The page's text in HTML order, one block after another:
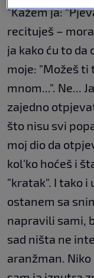
"Kažem ja:
recituješ –
ja kako ću to da
moje: "Možeš ti
mnom...". Ne...
zajedno
što nisu svi
moj dio da
kol'ko hoćeš i
"kratak". I tako i
ostanem sa
napravili sami,
sad ništa ne
aranžman.